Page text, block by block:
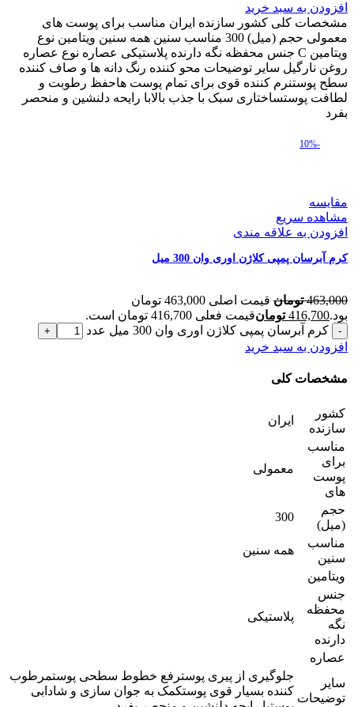
افزودن به سبد خرید
مشخصات کلی کشور سازنده ایران مناسب برای پوست های
معمولی حجم (میل) 300 مناسب سنین همه سنین ویتامین نوع
ویتامین C جنس محفظه نگه دارنده پلاستیکی عصاره نوع عصاره
روغن نارگیل سایر توضیحات محو کننده رنگ دانه ها و صاف کننده
سطح پوستنرم کننده قوی برای تمام پوست هاحفظ رطوبت و
لطافت پوستساختاری سبک با جذب بالابا رایحه دلنشین و منحصر
بفرد
-10%
مقایسه
مشاهده سریع
افزودن به علاقه مندی
کرم آبرسان پمپی کلاژن اوری وان 300 میل
463,000 تومان
قیمت اصلی 463,000 تومان
بود.416,700 تومانقیمت فعلی 416,700 تومان است.
کرم آبرسان پمپی کلاژن اوری وان 300 میل عدد
افزودن به سبد خرید
مشخصات کلی
کشور
سازنده
ایران
مناسب
برای
پوست
های
معمولی
حجم
(میل)
300
مناسب
سنین
همه سنین
ویتامین
جنس
محفظه
نگه
دارنده
پلاستیکی
عصاره
سایر
توضیحات
جلوگیری از پیری پوسترفع خطوط سطحی پوستمرطوب
کننده بسیار قوی پوستکمک به جوان سازی و شادابی